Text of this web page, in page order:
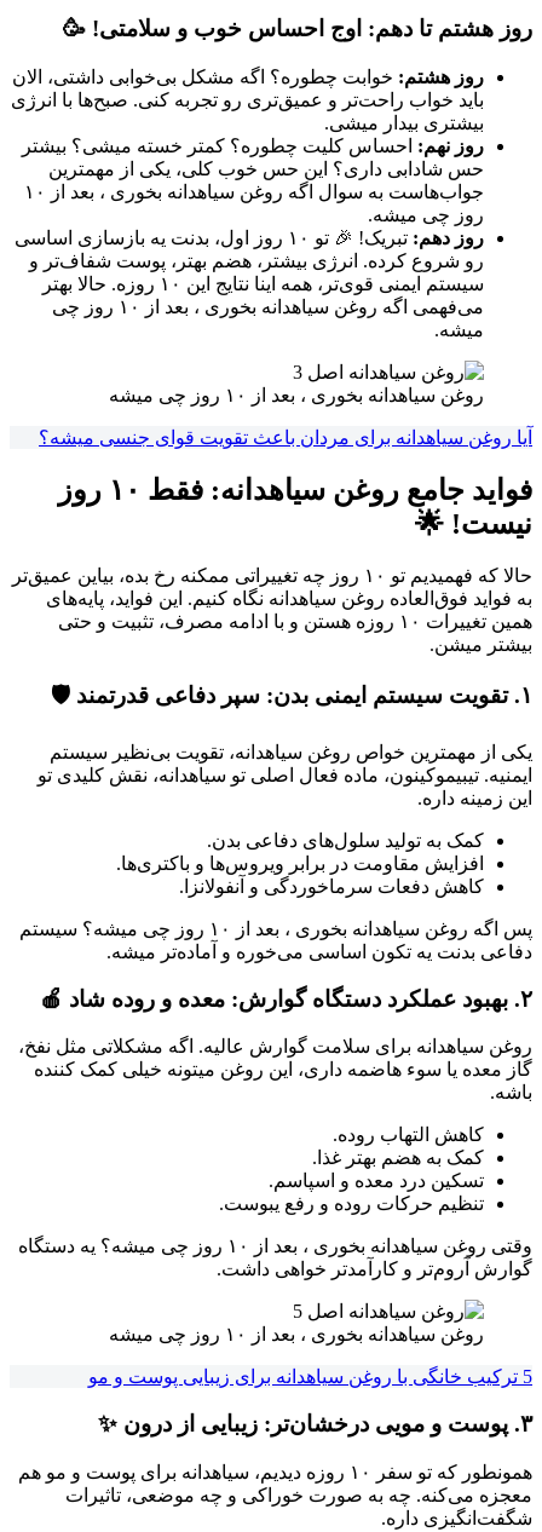
روز هشتم تا دهم: اوج احساس خوب و سلامتی! 🥳
روز هشتم: خوابت چطوره؟ اگه مشکل بی‌خوابی داشتی، الان
باید خواب راحت‌تر و عمیق‌تری رو تجربه کنی. صبح‌ها با انرژی
بیشتری بیدار میشی.
روز نهم: احساس کلیت چطوره؟ کمتر خسته میشی؟ بیشتر
حس شادابی داری؟ این حس خوب کلی، یکی از مهمترین
جواب‌هاست به سوال اگه روغن سیاهدانه بخوری ، بعد از ۱۰
روز چی میشه.
روز دهم:
تبریک! 🎉 تو ۱۰ روز اول، بدنت یه بازسازی اساسی
رو شروع کرده. انرژی بیشتر، هضم بهتر، پوست شفاف‌تر و
سیستم ایمنی قوی‌تر، همه اینا نتایج این ۱۰ روزه. حالا بهتر
می‌فهمی اگه روغن سیاهدانه بخوری ، بعد از ۱۰ روز چی
میشه.
روغن سیاهدانه بخوری ، بعد از ۱۰ روز چی میشه
آیا روغن سیاهدانه برای مردان باعث تقویت قوای جنسی میشه؟
فواید جامع روغن سیاهدانه: فقط ۱۰ روز
نیست! 🌟
حالا که فهمیدیم تو ۱۰ روز چه تغییراتی ممکنه رخ بده، بیاین عمیق‌تر
به فواید فوق‌العاده روغن سیاهدانه نگاه کنیم. این فواید، پایه‌های
همین تغییرات ۱۰ روزه هستن و با ادامه مصرف، تثبیت و حتی
بیشتر میشن.
۱. تقویت سیستم ایمنی بدن: سپر دفاعی قدرتمند 🛡️
یکی از مهمترین خواص روغن سیاهدانه، تقویت بی‌نظیر سیستم
ایمنیه. تیبیموکینون، ماده فعال اصلی تو سیاهدانه، نقش کلیدی تو
این زمینه داره.
کمک به تولید سلول‌های دفاعی بدن.
افزایش مقاومت در برابر ویروس‌ها و باکتری‌ها.
کاهش دفعات سرماخوردگی و آنفولانزا.
پس اگه روغن سیاهدانه بخوری ، بعد از ۱۰ روز چی میشه؟ سیستم
دفاعی بدنت یه تکون اساسی می‌خوره و آماده‌تر میشه.
۲. بهبود عملکرد دستگاه گوارش: معده و روده شاد 🍎
روغن سیاهدانه برای سلامت گوارش عالیه. اگه مشکلاتی مثل نفخ،
گاز معده یا سوء هاضمه داری، این روغن میتونه خیلی کمک کننده
باشه.
کاهش التهاب روده.
کمک به هضم بهتر غذا.
تسکین درد معده و اسپاسم.
تنظیم حرکات روده و رفع یبوست.
وقتی روغن سیاهدانه بخوری ، بعد از ۱۰ روز چی میشه؟ یه دستگاه
گوارش آروم‌تر و کارآمدتر خواهی داشت.
روغن سیاهدانه بخوری ، بعد از ۱۰ روز چی میشه
5 ترکیب خانگی با روغن سیاهدانه برای زیبایی پوست و مو
۳. پوست و مویی درخشان‌تر: زیبایی از درون ✨
همونطور که تو سفر ۱۰ روزه دیدیم، سیاهدانه برای پوست و مو هم
معجزه می‌کنه. چه به صورت خوراکی و چه موضعی، تاثیرات
شگفت‌انگیزی داره.